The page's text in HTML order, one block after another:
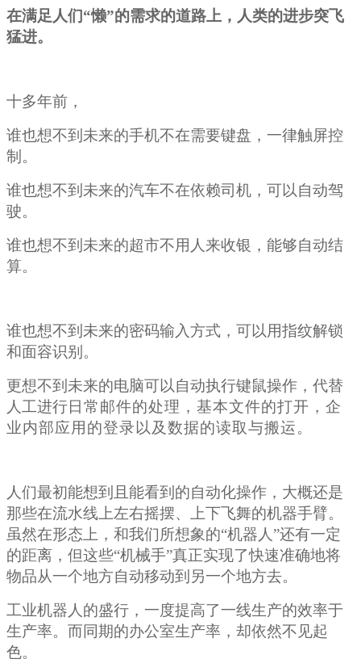
在满足人们“懒”的需求的道路上，人类的进步突飞
猛进。
十多年前，
谁也想不到未来的手机不在需要键盘，一律触屏控
制。
谁也想不到未来的汽车不在依赖司机，可以自动驾
驶。
谁也想不到未来的超市不用人来收银，能够自动结
算。
谁也想不到未来的密码输入方式，可以用指纹解锁
和面容识别。
更想不到未来的电脑可以自动执行键鼠操作，代替
人工进行日常邮件的处理，基本文件的打开，企
业内部应用的登录以及数据的读取与搬运。
人们最初能想到且能看到的自动化操作，大概还是
那些在流水线上左右摇摆、上下飞舞的机器手臂。
虽然在形态上，和我们所想象的“机器人”还有一定
的距离，但这些“机械手”真正实现了快速准确地将
物品从一个地方自动移动到另一个地方去。
工业机器人的盛行，一度提高了一线生产的效率于
生产率。而同期的办公室生产率，却依然不见起
色。